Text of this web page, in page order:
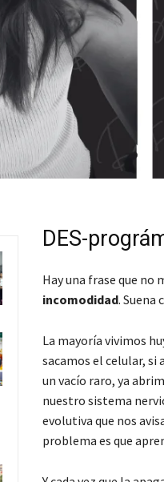
DES-
Hay una frase que no
incomodidad. Suena
La mayoría vivimos
sacamos el celular, si
un vacío raro, ya
nuestro sistema
evolutiva que nos
problema es que